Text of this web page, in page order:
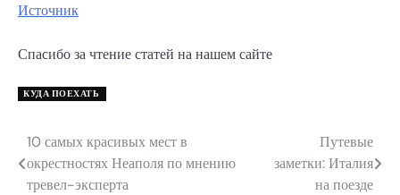
Источник
Спасибо за чтение статей на нашем сайте
КУДА ПОЕХАТЬ
Навигация
по
10 самых красивых мест в
окрестностях Неаполя по мнению
тревел-эксперта
Путевые
заметки: Италия
на поезде